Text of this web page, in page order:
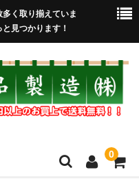
く取り揃えていま
見つかります！
0